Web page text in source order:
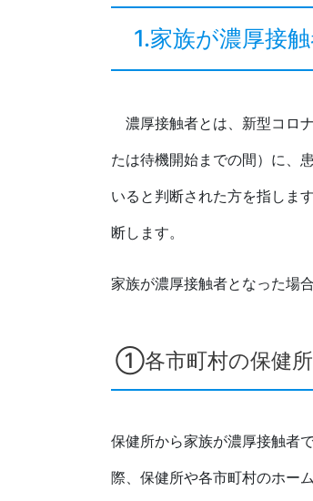
1.家族が濃厚接
濃厚接触者とは、新型コロ
たは待機開始までの間）に、
いると判断された方を指しま
断します。
家族が濃厚接触者となった場
①各市町村の保健
保健所から家族が濃厚接触者
際、保健所や各市町村のホー